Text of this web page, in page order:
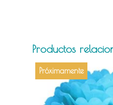
Productos
Próximamente